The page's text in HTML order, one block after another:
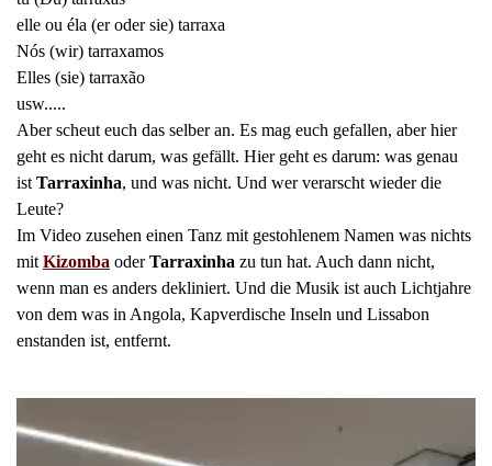
elle ou éla (er oder sie) tarraxa
Nós (wir) tarraxamos
Elles (sie) tarraxão
usw.....
Aber scheut euch das selber an. Es mag euch gefallen, aber hier
geht es nicht darum, was gefällt. Hier geht es darum: was genau
istTarraxinha, und was nicht. Und wer verarscht wieder die
Leute?
Im Video zusehen einen Tanz mit gestohlenem Namen was nichts
mitKizomba oderTarraxinha zu tun hat. Auch dann nicht,
wenn man es anders dekliniert. Und die Musik ist auch Lichtjahre
von dem was in Angola, Kapverdische Inseln und Lissabon
enstanden ist, entfernt.